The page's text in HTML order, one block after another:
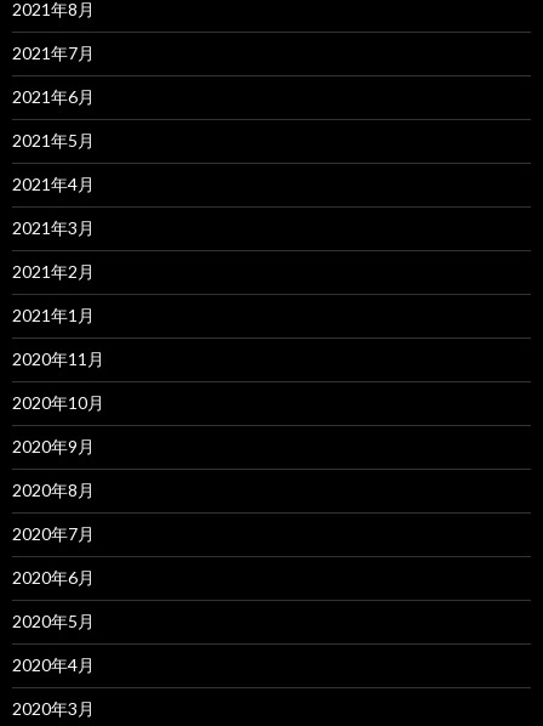
2021年8月
2021年7月
2021年6月
2021年5月
2021年4月
2021年3月
2021年2月
2021年1月
2020年11月
2020年10月
2020年9月
2020年8月
2020年7月
2020年6月
2020年5月
2020年4月
2020年3月